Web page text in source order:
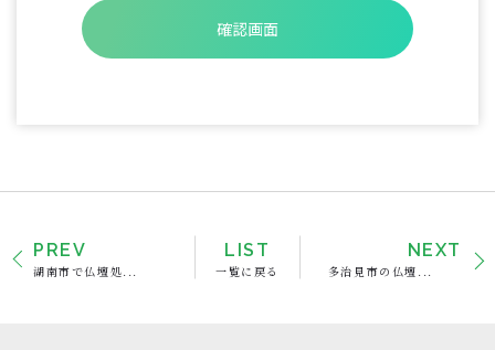
PREV
湖南市で仏壇処...
LIST
一覧に戻る
NEXT
多治見市の仏壇...